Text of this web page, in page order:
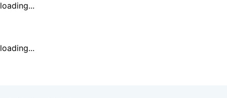
loading...
loading...